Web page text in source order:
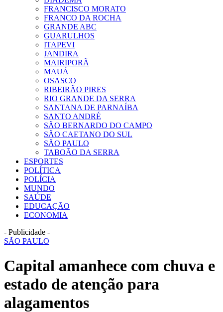
FRANCISCO MORATO
FRANCO DA ROCHA
GRANDE ABC
GUARULHOS
ITAPEVI
JANDIRA
MAIRIPORÃ
MAUÁ
OSASCO
RIBEIRÃO PIRES
RIO GRANDE DA SERRA
SANTANA DE PARNAÍBA
SANTO ANDRÉ
SÃO BERNARDO DO CAMPO
SÃO CAETANO DO SUL
SÃO PAULO
TABOÃO DA SERRA
ESPORTES
POLÍTICA
POLÍCIA
MUNDO
SAÚDE
EDUCAÇÃO
ECONOMIA
- Publicidade -
SÃO PAULO
Capital amanhece com chuva e
estado de atenção para
alagamentos